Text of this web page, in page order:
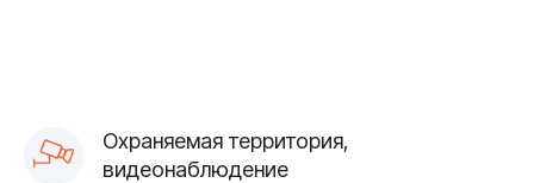
Охраняемая территория,
видеонаблюдение